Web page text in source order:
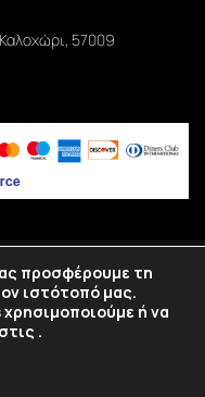
57009
προσφέρουμε τη
ιστότοπό μας.
ή να
.